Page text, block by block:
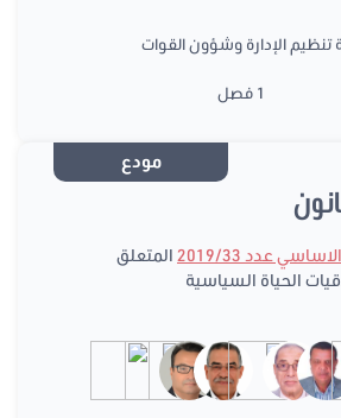
تنظيم الإدارة وشؤون القوات
1 فصل
مودع
عدد 2019/33
المتعلق
الحياة السياسية